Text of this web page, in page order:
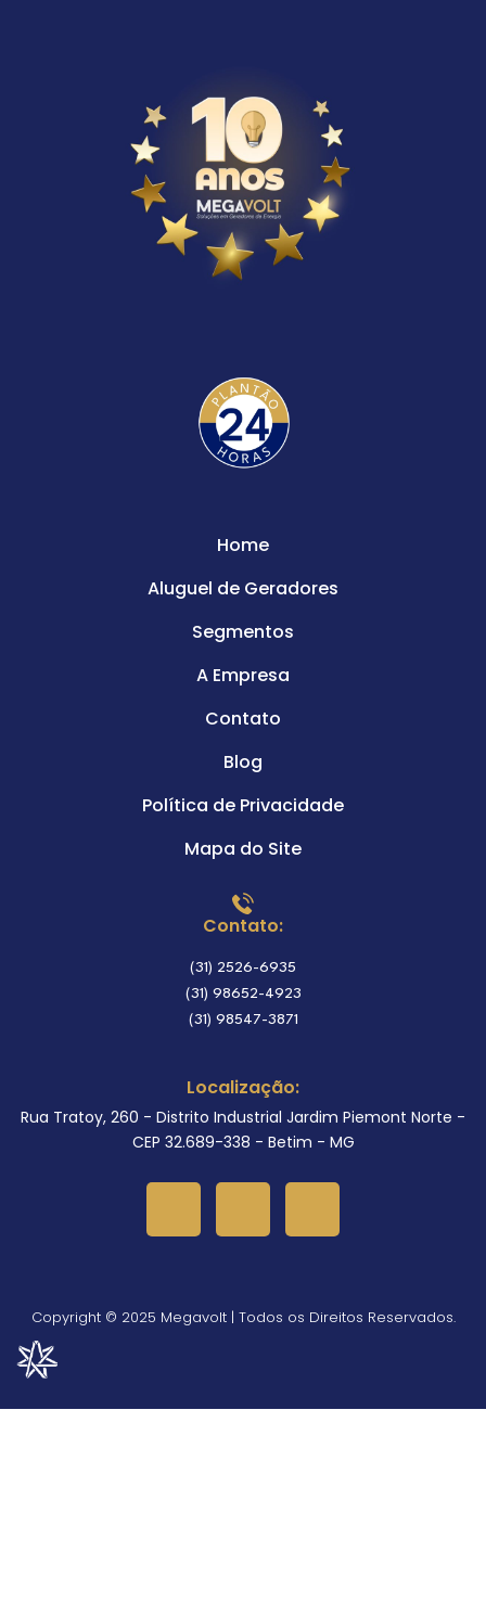
Home
Aluguel de Geradores
Segmentos
A Empresa
Contato
Blog
Política de Privacidade
Mapa do Site
Contato:
(31) 2526-6935
(31) 98652-4923
(31) 98547-3871
Localização:
Rua Tratoy, 260 - Distrito Industrial Jardim Piemont Norte -
CEP 32.689-338 - Betim - MG
Copyright © 2025 Megavolt | Todos os Direitos Reservados.